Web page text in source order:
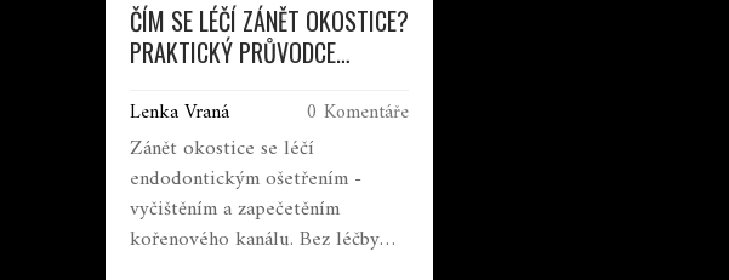
ČÍM SE LÉČÍ ZÁNĚT OKOSTICE?
PRAKTICKÝ PRŮVODCE
Lenka Vraná 0 Komentáře
Zánět okostice se léčí
endodontickým ošetřením -
vyčištěním a zapečetěním
kořenového kanálu. Bez léčby